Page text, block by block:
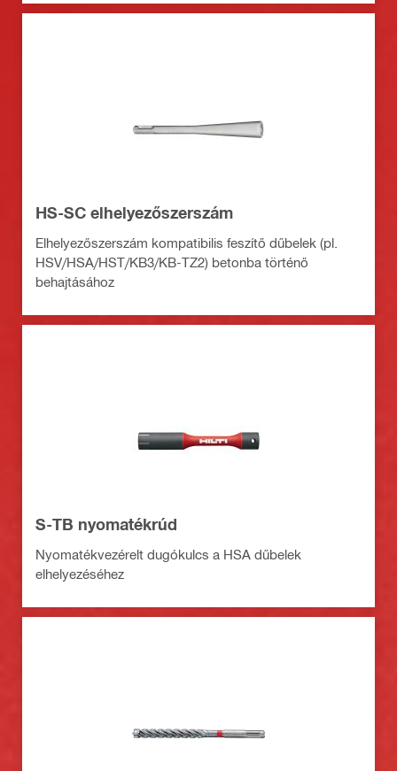
HS-SC elhelyezőszerszám
Elhelyezőszerszám kompatibilis feszítő dűbelek (pl.
HSV/HSA/HST/KB3/KB-TZ2) betonba történő
behajtásához
S-TB nyomatékrúd
Nyomatékvezérelt dugókulcs a HSA dűbelek
elhelyezéséhez